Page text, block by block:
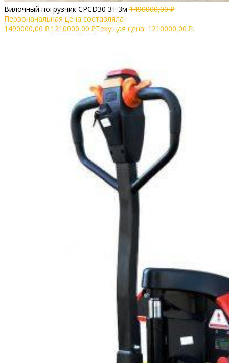
Вилочный погрузчик CPCD30 3т 3м 1490000,00₽
Первоначальная цена составляла
1490000,00 ₽.1210000,00 ₽Текущая цена: 1210000,00 ₽.